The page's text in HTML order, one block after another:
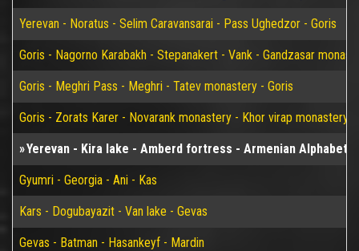
Yerevan - Noratus - Selim Caravansarai - Pass Ughedzor - Goris
Goris - Nagorno Karabakh - Stepanakert - Vank - Gandzasar
Goris - Meghri Pass - Meghri - Tatev monastery - Goris
Goris - Zorats Karer - Novarank monastery - Khor virap monastery -
Yerevan - Kira lake - Amberd fortress - Armenian Alphabet
Gyumri - Georgia - Ani - Kas
Kars - Dogubayazit - Van lake - Gevas
Gevas - Batman - Hasankeyf - Mardin